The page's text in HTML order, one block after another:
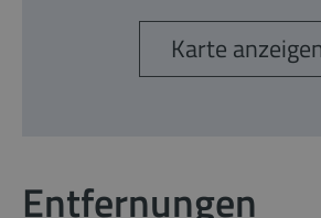
Karte
Entfernungen